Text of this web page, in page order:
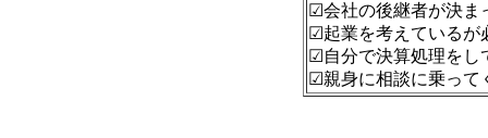
☑会社の後継者が決ま
☑起業を考えているが
☑自分で決算処理をし
☑親身に相談に乗って